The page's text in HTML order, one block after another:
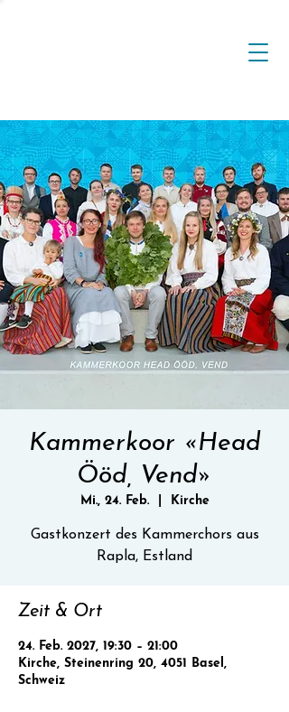
Kammerkoor «Head
Ööd, Vend»
Mi., 24. Feb.
  |
Kirche
Gastkonzert des Kammerchors aus
Rapla, Estland
Zeit & Ort
24. Feb. 2027, 19:30 – 21:00
Kirche, Steinenring 20, 4051 Basel,
Schweiz